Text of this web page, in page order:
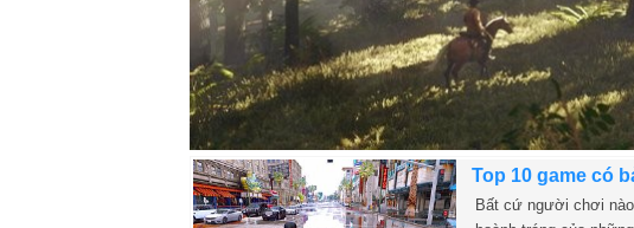
Top 10 game có
Bất cứ người chơi